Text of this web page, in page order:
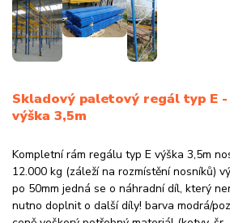
Skladový paletový regál typ E
výška 3,5m
Kompletní rám regálu typ E výška 3,5m
12.000 kg (záleží na rozmístění nosníků)
po 50mm jedná se o náhradní díl, který
nutno doplnit o další díly! barva modrá/